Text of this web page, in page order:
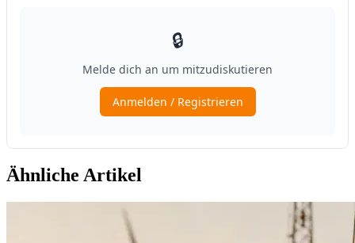
Ähnliche Artikel